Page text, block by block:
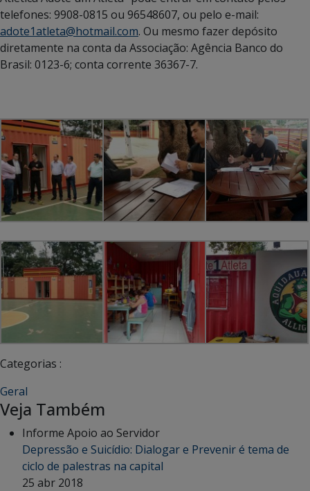
telefones: 9908-0815 ou 96548607, ou pelo e-mail:
adote1atleta@hotmail.com. Ou mesmo fazer depósito
diretamente na conta da Associação: Agência Banco do
Brasil: 0123-6; conta corrente 36367-7.
Categorias :
Geral
Veja Também
Informe Apoio ao Servidor
Depressão e Suicídio: Dialogar e Prevenir é tema de
ciclo de palestras na capital
25 abr 2018